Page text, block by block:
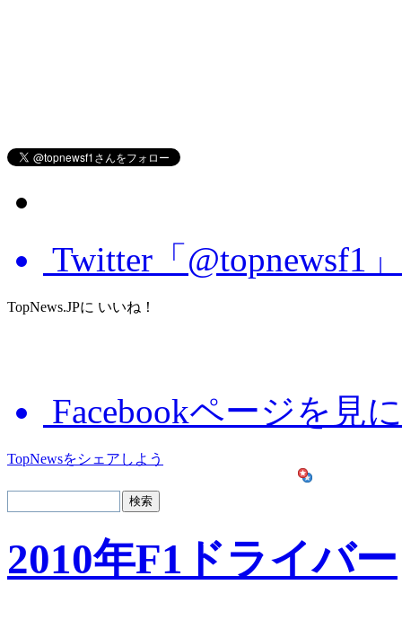
Twitter「@topnewsf1
TopNews.JPに いいね！
Facebookページを見
TopNewsをシェアしよう
2010年F1ドライバー